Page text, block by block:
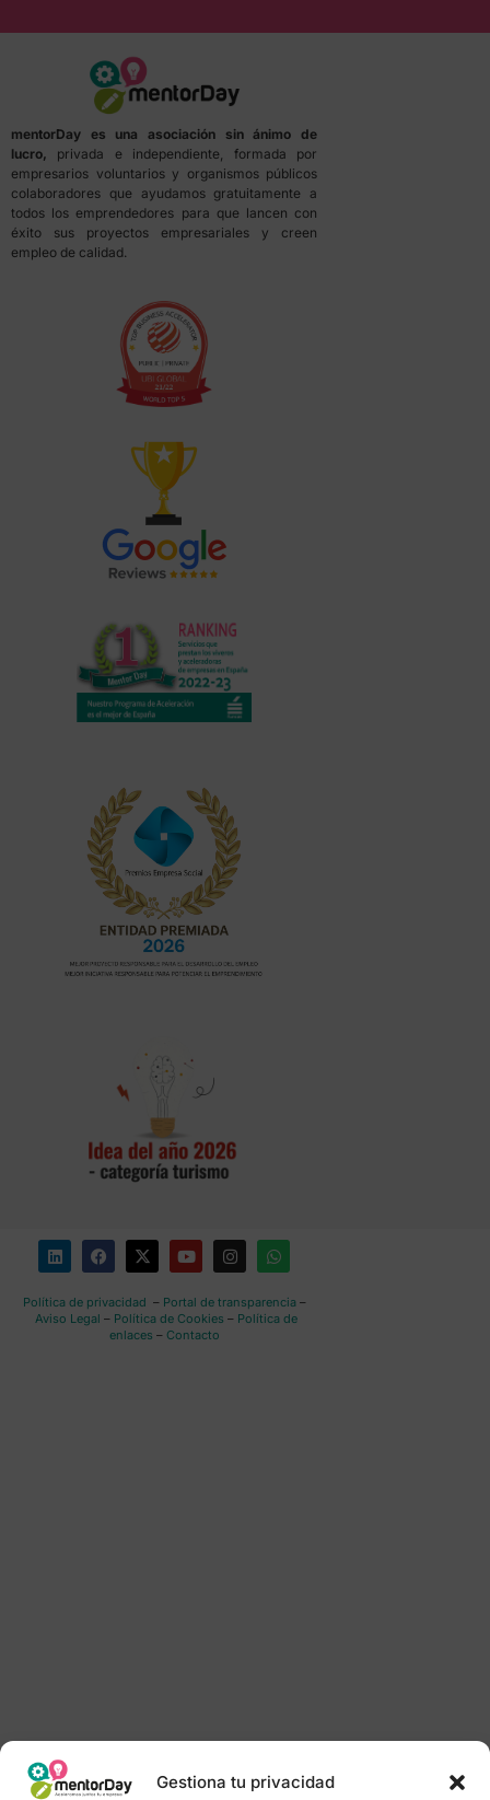
Gestiona tu privacidad
mentorDay es una asociación sin ánimo de
lucro, privada e independiente, formada por
empresarios voluntarios y organismos públicos
colaboradores que ayudamos gratuitamente a
todos los emprendedores para que lancen con
éxito sus proyectos empresariales y creen
empleo de calidad.
Política de privacidad – Portal de transparencia–
Aviso Legal – Política de Cookies – Política de
enlaces – Contacto